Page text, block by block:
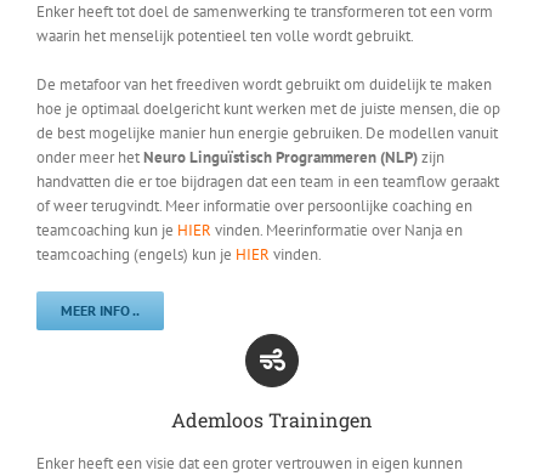
Enker heeft tot doel de samenwerking te transformeren tot een vorm
waarin het menselijk potentieel ten volle wordt gebruikt.
De metafoor van het freediven wordt gebruikt om duidelijk te maken
hoe je optimaal doelgericht kunt werken met de juiste mensen, die op
de best mogelijke manier hun energie gebruiken. De modellen vanuit
onder meer hetNeuro Linguïstisch Programmeren (NLP)zijn
handvatten die er toe bijdragen dat een team in een teamflow geraakt
of weer terugvindt. Meer informatie over persoonlijke coaching en
teamcoaching kun je HIER vinden. Meerinformatie over Nanja en
teamcoaching (engels) kun je HIER vinden.
MEER INFO ..
Ademloos Trainingen
Enker heeft een visie dat een groter vertrouwen in eigen kunnen